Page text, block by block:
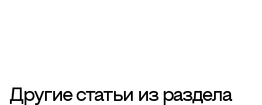
Другие статьи из раздела